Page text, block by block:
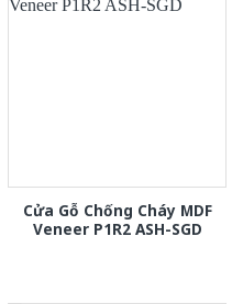
Cửa Gỗ Chống Cháy MDF
Veneer P1R2 ASH-SGD